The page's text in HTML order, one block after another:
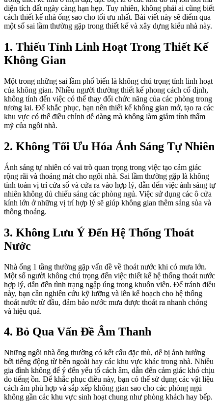
diện tích đất ngày càng hạn hẹp. Tuy nhiên, không phải ai cũng biết
cách thiết kế nhà ống sao cho tối ưu nhất. Bài viết này sẽ điểm qua
một số sai lầm thường gặp trong thiết kế và xây dựng kiểu nhà này.
1. Thiếu Tính Linh Hoạt Trong Thiết Kế
Không Gian
Một trong những sai lầm phổ biến là không chú trọng tính linh hoạt
của không gian. Nhiều người thường thiết kế phong cách cố định,
không tính đến việc có thể thay đổi chức năng của các phòng trong
tương lai. Để khắc phục, bạn nên thiết kế không gian mở, tạo ra các
khu vực có thể điều chỉnh dễ dàng mà không làm giảm tính thẩm
mỹ của ngôi nhà.
2. Không Tối Ưu Hóa Ánh Sáng Tự Nhiên
Ánh sáng tự nhiên có vai trò quan trọng trong việc tạo cảm giác
rộng rãi và thoáng mát cho ngôi nhà. Sai lầm thường gặp là không
tính toán vị trí cửa sổ và cửa ra vào hợp lý, dẫn đến việc ánh sáng tự
nhiên không đủ chiếu sáng các phòng ngủ. Việc sử dụng các ô cửa
kính lớn ở những vị trí hợp lý sẽ giúp không gian thêm sáng sủa và
thông thoáng.
3. Không Lưu Ý Đến Hệ Thống Thoát
Nước
Nhà ống 1 tầng thường gặp vấn đề về thoát nước khi có mưa lớn.
Một số người không chú trọng đến việc thiết kế hệ thống thoát nước
hợp lý, dẫn đến tình trạng ngập úng trong khuôn viên. Để tránh điều
này, bạn cần nghiên cứu kỹ lưỡng và lên kế hoạch cho hệ thống
thoát nước từ đầu, đảm bảo nước mưa được thoát ra nhanh chóng
và hiệu quả.
4. Bỏ Qua Vấn Đề Âm Thanh
Những ngôi nhà ống thường có kết cấu đặc thù, dễ bị ảnh hưởng
bởi tiếng động từ bên ngoài hay các khu vực khác trong nhà. Nhiều
gia đình không để ý đến yếu tố cách âm, dẫn đến cảm giác khó chịu
do tiếng ồn. Để khắc phục điều này, bạn có thể sử dụng các vật liệu
cách âm phù hợp và sắp xếp không gian sao cho các phòng ngủ
không gần các khu vực sinh hoạt chung như phòng khách hay bếp.